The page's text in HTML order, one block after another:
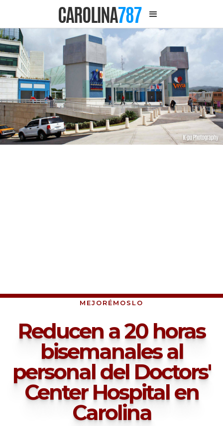
CAROLINA787
MEJORÉMOSLO
Reducen a 20 horas
bisemanales al
personal del Doctors'
Center Hospital en
Carolina